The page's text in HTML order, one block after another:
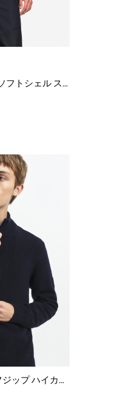
撥水 防風 ストレッチ ソフトシェル スタンドカラージャケット WARM
ウールブレンド ハーフジップ ハイカラーセーター